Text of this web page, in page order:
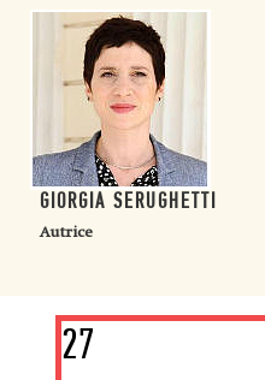
GIORGIA SERUGHETTI
Autrice
27